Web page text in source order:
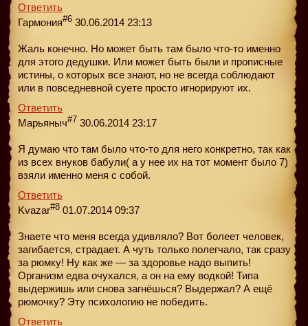
Ответить
Гармония#6 30.06.2014 23:13
Жаль конечно. Но может быть там было что-то именно
для этого дедушки. Или может быть были и прописные
истины, о которых все знают, но не всегда соблюдают
или в повседневной суете просто игнорируют их.
Ответить
Марьяныч#7 30.06.2014 23:17
Я думаю что там было что-то для него конкретно, так как
из всех внуков бабули( а у нее их на тот момент было 7)
взяли именно меня с собой.
Ответить
Kvazar#8 01.07.2014 09:37
Знаете что меня всегда удивляло? Вот болеет человек,
загибается, страдает. А чуть только полегчало, так сразу
за рюмку! Ну как же — за здоровье надо выпить!
Организм едва очухался, а он на ему водкой! Типа
выдержишь или снова загнёшься? Выдержал? А ещё
рюмочку? Эту психологию не победить.
Ответить